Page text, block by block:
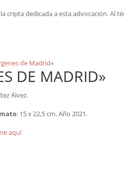
cripta dedicada a esta advocación. Al
de Madrid»
DE MADRID»
Álvez.
: 15 x 22,5 cm. Año 2021.
aquí